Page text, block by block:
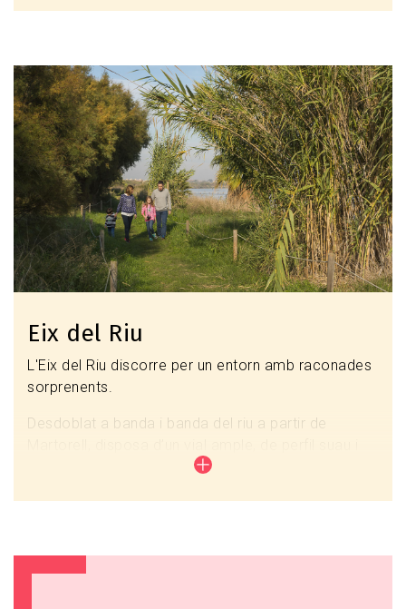
L’Eix de Ponent (EPO) està format per un total de
80 km, i es complementa amb més de 90 km de
variants i enllaços en el seu recorregut. Aquest eix,
es divideix en nord i sud, i es bifurca al municipi de
Corbera de Llobregat, com a Eix de Ponent Interior
(EPI), arribant fins a les platges de Castelldefels,
Gavà i Viladecans.
Descarrega't els tracks(podent escollir els
itineraris a peu o en bici)
Descarrega't el mapa
Imagen
Eix del Riu
L'Eix del Riu discorre per un entorn amb raconades
sorprenents.
Desdoblat a banda i banda del riu a partir de
planer, idoni per a les caminades i rutes en